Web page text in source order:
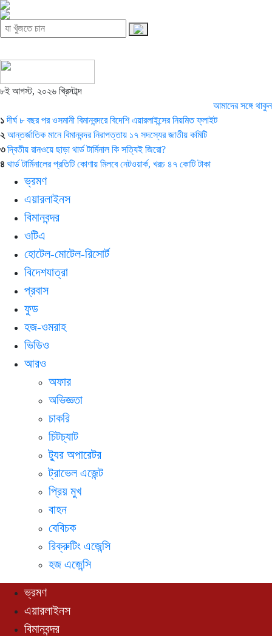
৮ই আগস্ট, ২০২৬ খ্রিস্টাব্দ
আমাদের সঙ্গে থাকুন
১ দীর্ঘ ৮ বছর পর ওসমানী বিমানবন্দরে বিদেশি এয়ারলাইন্সের নিয়মিত ফ্লাইট
২ আন্তর্জাতিক মানে বিমানবন্দর নিরাপত্তায় ১৭ সদস্যের জাতীয় কমিটি
৩ দ্বিতীয় রানওয়ে ছাড়া থার্ড টার্মিনাল কি সত্যিই জিরো?
৪ থার্ড টার্মিনালের প্রতিটি কোণায় মিলবে নেটওয়ার্ক, খরচ ৪৭ কোটি টাকা
ভ্রমণ
এয়ারলাইনস
বিমানবন্দর
ওটিএ
হোটেল-মোটেল-রিসোর্ট
বিদেশযাত্রা
প্রবাস
ফুড
হজ-ওমরাহ
ভিডিও
আরও
অফার
অভিজ্ঞতা
চাকরি
চিটচ্যাট
ট্যুর অপারেটর
ট্রাভেল এজেন্ট
প্রিয় মুখ
বাহন
বেবিচক
রিক্রুটিং এজেন্সি
হজ এজেন্সি
ভ্রমণ
এয়ারলাইনস
বিমানবন্দর